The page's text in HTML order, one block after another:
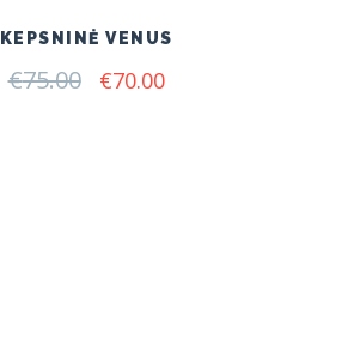
KEPSNINĖ VENUS
€75.00 Original
€70.00Current